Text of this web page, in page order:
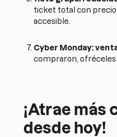
ticket total con
accesible.
Cyber Monday:
compraron, ofréceles
¡Atrae más
desde hoy!